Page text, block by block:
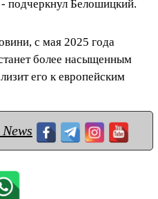
подчеркнул Белошицкий.
с мая 2025 года
более насыщенным
его к европейским